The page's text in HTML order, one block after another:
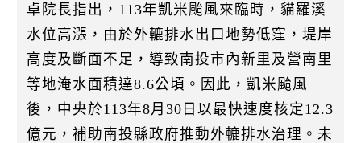
卓院長指出，113年凱米颱風來臨時，貓羅溪
水位高漲，由於外轆排水出口地勢低窪，堤岸
高度及斷面不足，導致南投市內新里及營南里
等地淹水面積達8.6公頃。因此，凱米颱風
後，中央於113年8月30日以最快速度核定12.3
億元，補助南投縣政府推動外轆排水治理。未